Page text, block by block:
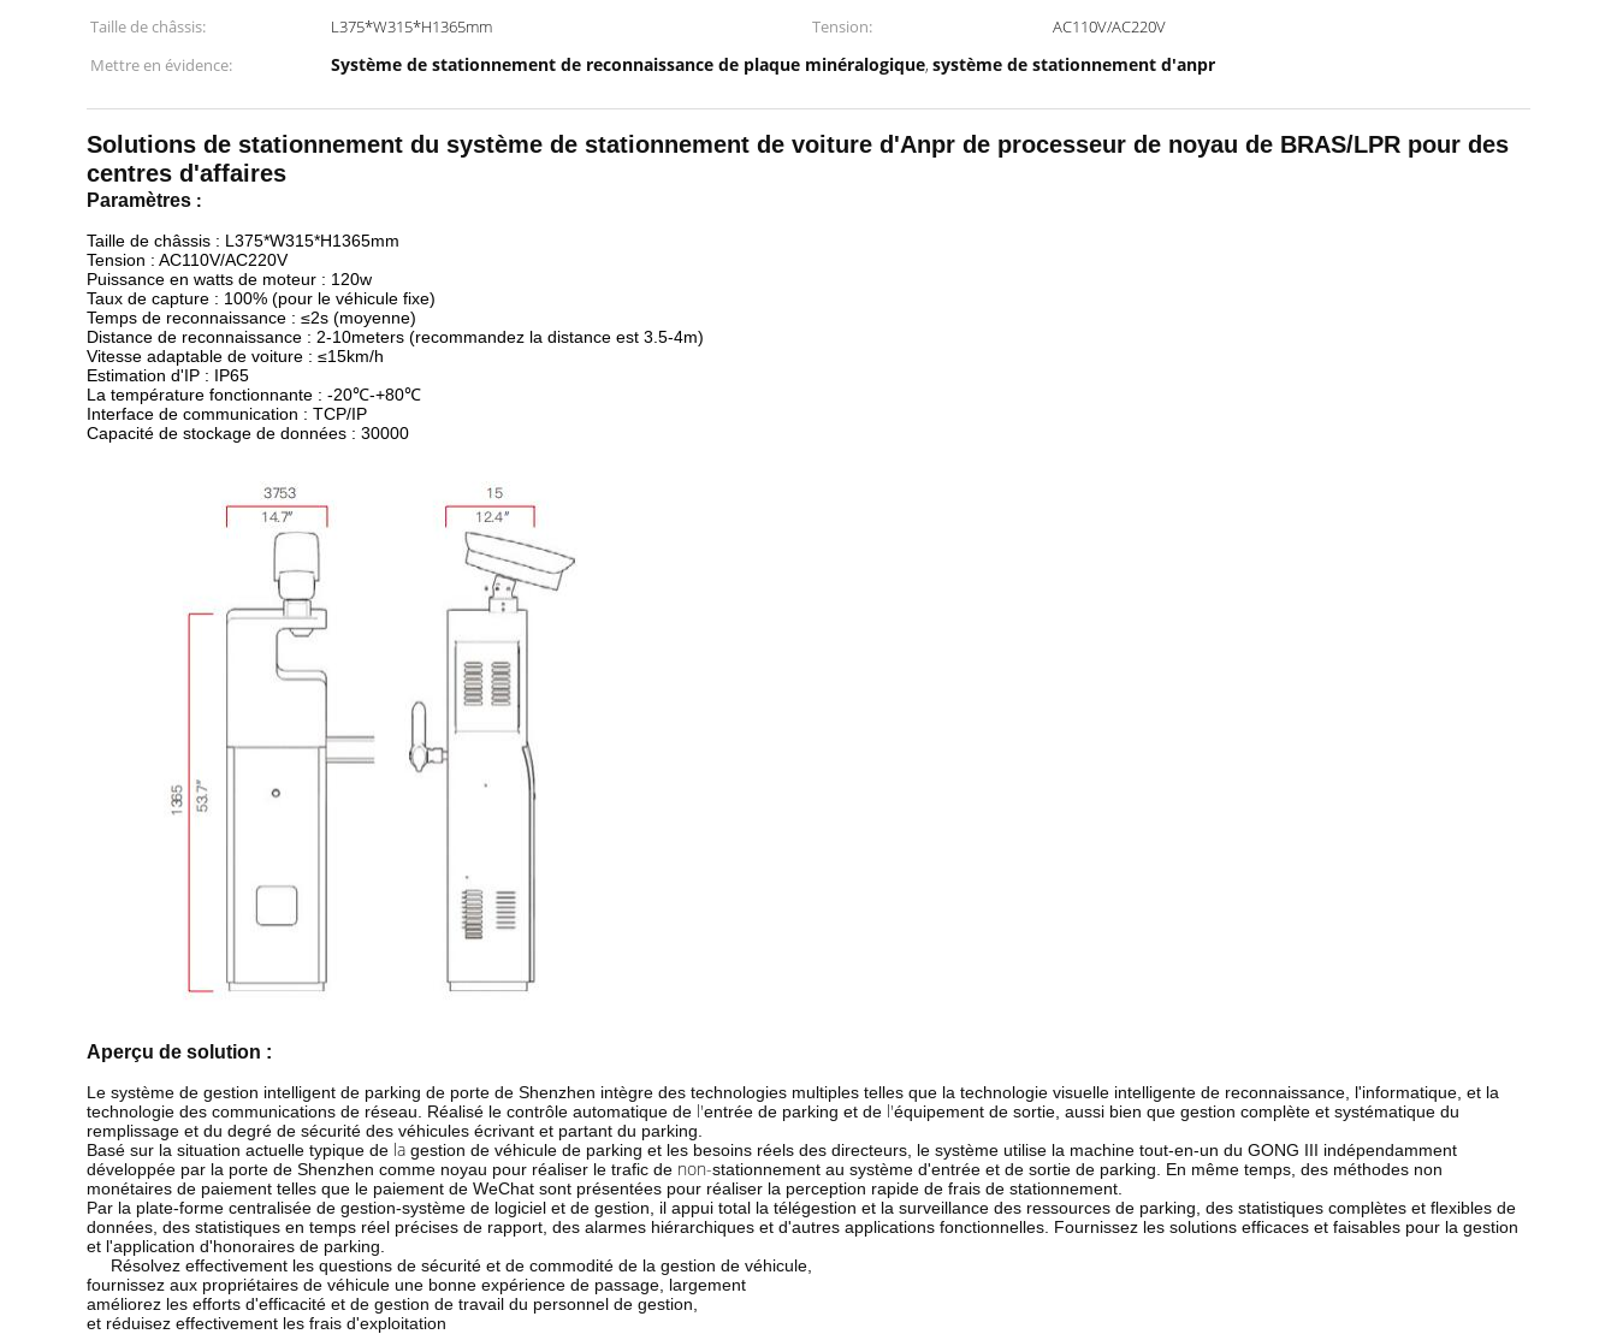
Taille de châssis:
L375*W315*H1365mm Tension:
AC110V/AC220V
Mettre en évidence:
Système de stationnement de reconnaissance de plaque minéralogique, système de stationnement d'anpr
Solutions de stationnement du système de stationnement de voiture d'Anpr de processeur de noyau de BRAS/LPR pour des
centres d'affaires
Paramètres :
Taille de châssis : L375*W315*H1365mm
Tension : AC110V/AC220V
Puissance en watts de moteur : 120w
Taux de capture : 100% (pour le véhicule fixe)
Temps de reconnaissance : ≤2s (moyenne)
Distance de reconnaissance : 2-10meters (recommandez la distance est 3.5-4m)
Vitesse adaptable de voiture : ≤15km/h
Estimation d'IP : IP65
La température fonctionnante : -20℃-+80℃
Interface de communication : TCP/IP
Capacité de stockage de données : 30000
Aperçu de solution :
Le système de gestion intelligent de parking de porte de Shenzhen intègre des technologies multiples telles que la technologie visuelle intelligente de reconnaissance, l'informatique, et la
technologie des communications de réseau. Réalisé le contrôle automatique de l'entrée de parking et de l'équipement de sortie, aussi bien que gestion complète et systématique du
remplissage et du degré de sécurité des véhicules écrivant et partant du parking.
Basé sur la situation actuelle typique de la gestion de véhicule de parking et les besoins réels des directeurs, le système utilise la machine tout-en-un du GONG III indépendamment
développée par la porte de Shenzhen comme noyau pour réaliser le trafic de non-stationnement au système d'entrée et de sortie de parking. En même temps, des méthodes non
monétaires de paiement telles que le paiement de WeChat sont présentées pour réaliser la perception rapide de frais de stationnement.
Par la plate-forme centralisée de gestion-système de logiciel et de gestion, il appui total la télégestion et la surveillance des ressources de parking, des statistiques complètes et flexibles de
données, des statistiques en temps réel précises de rapport, des alarmes hiérarchiques et d'autres applications fonctionnelles. Fournissez les solutions efficaces et faisables pour la gestion
et l'application d'honoraires de parking.
Résolvez effectivement les questions de sécurité et de commodité de la gestion de véhicule,
fournissez aux propriétaires de véhicule une bonne expérience de passage, largement
améliorez les efforts d'efficacité et de gestion de travail du personnel de gestion,
et réduisez effectivement les frais d'exploitation